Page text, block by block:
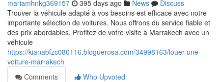
mariamhnkg369157 395 days ago News
Discuss
Trouver la véhicule adapté à vos besoins est efficace avec notre
importante sélection de voitures. Nous offrons du service fiable et
des prix abordables. Profitez de votre visite à Marrakech avec un
véhicule
https://kianabfzc080116.bloguerosa.com/34998163/louer-une-
voiture-marrakech
Comments
Who Upvoted